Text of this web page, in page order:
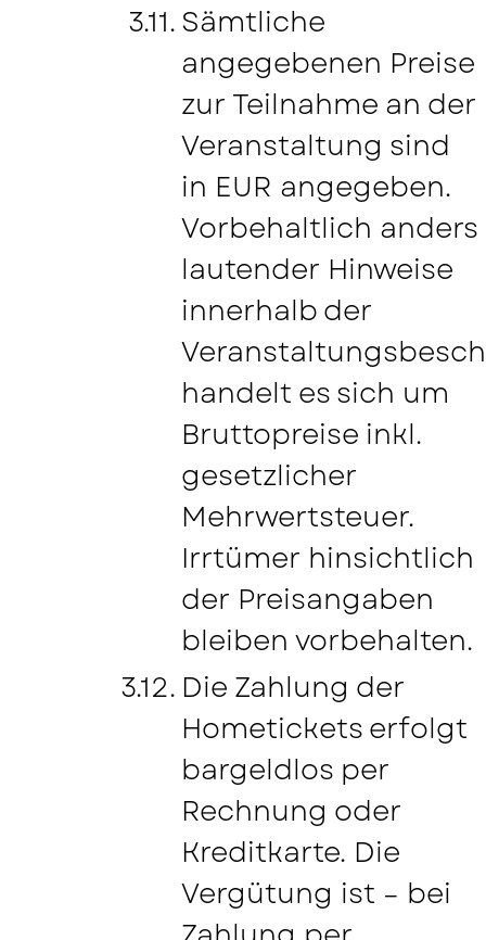
Sämtliche
angegebenen Preise
zur Teilnahme an der
Veranstaltung sind
in EUR angegeben.
Vorbehaltlich anders
lautender Hinweise
innerhalb der
handelt es sich um
Bruttopreise inkl.
gesetzlicher
Mehrwertsteuer.
Irrtümer hinsichtlich
der Preisangaben
bleiben vorbehalten.
Die Zahlung der
Hometickets erfolgt
bargeldlos per
Rechnung oder
Kreditkarte. Die
Vergütung ist – bei